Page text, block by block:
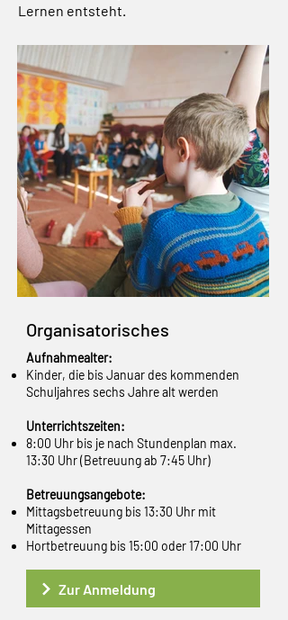
Lernen entsteht.
Organisatorisches
Aufnahmealter:
Kinder, die bis Januar des kommenden
Schuljahres sechs Jahre alt werden
Unterrichtszeiten:
8:00 Uhr bis je nach Stundenplan max.
13:30 Uhr (Betreuung ab 7:45 Uhr)
Betreuungsangebote:
Mittagsbetreuung bis 13:30 Uhr mit
Mittagessen
Hortbetreuung bis 15:00 oder 17:00 Uhr
Zur Anmeldung